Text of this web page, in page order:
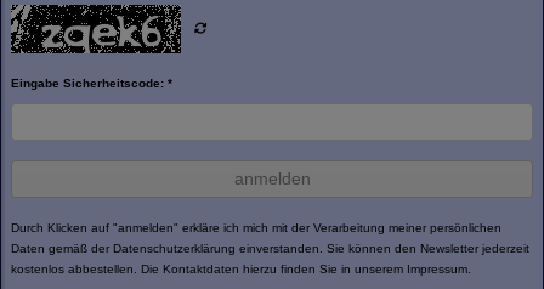
Eingabe Sicherheitscode: *
anmelden
Durch Klicken auf "anmelden" erkläre ich mich mit der Verarbeitung meiner persönlichen
Daten gemäß der Datenschutzerklärung einverstanden. Sie können den Newsletter jederzeit
kostenlos abbestellen. Die Kontaktdaten hierzu finden Sie in unserem Impressum.